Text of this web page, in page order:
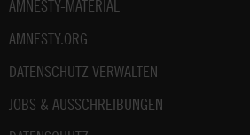
AMNESTY-MATERIAL
AMNESTY.ORG
DATENSCHUTZ VERWALTEN
JOBS & AUSSCHREIBUNGEN